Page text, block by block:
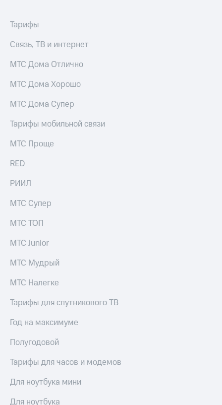
кабинет
Акционерный
Контроль
аудит
акций
Описание
Программа
Рынок
Еврооблигации-2023
о
именных
Другое
Регистратор
Реквизиты
Контакты
развитие
деловая этика
На главную
Тарифы
Связь, ТВ и интернет
МТС Дома Отлично
МТС Дома Хорошо
МТС Дома Супер
Тарифы мобильной связи
МТС Проще
RED
РИИЛ
МТС Супер
МТС ТОП
МТС Junior
МТС Мудрый
МТС Налегке
Тарифы для спутникового ТВ
Год на максимуме
Полугодовой
Тарифы для часов и модемов
Для ноутбука мини
Для ноутбука